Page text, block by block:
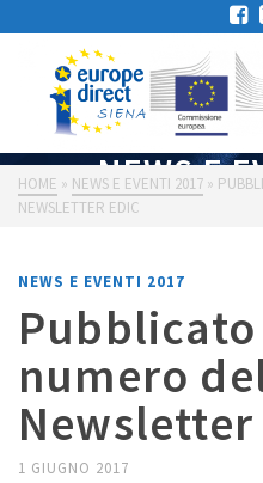
NEWS E
HOME » NEWS E EVENTI 2017 »
NEWSLETTER EDIC
NEWS E EVENTI 2017
numero
Newsletter
1 GIUGNO 2017